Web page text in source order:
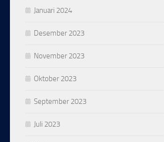
Januari 2024
Desember 2023
November 2023
Oktober 2023
September 2023
Juli 2023